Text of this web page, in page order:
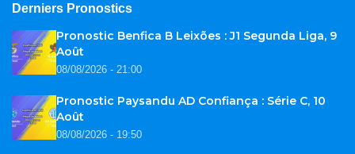
Derniers Pronostics
Pronostic Benfica B Leixões : J1 Segunda Liga, 9
Août
08/08/2026 - 21:00
Pronostic Paysandu AD Confiança : Série C, 10
Août
08/08/2026 - 19:50